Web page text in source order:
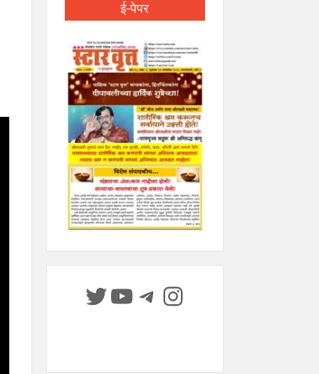
ई-पेपर
Twitter
YouTube
Telegram
Instagram